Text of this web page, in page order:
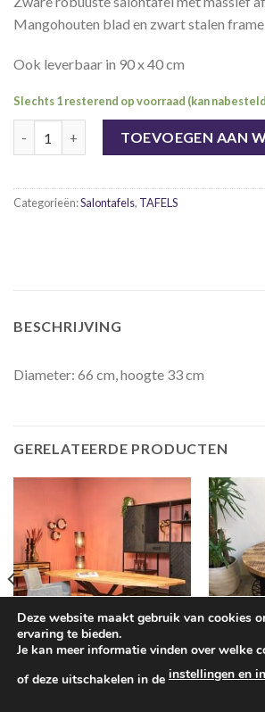
Mangohouten blad en zwart stalen frame.
Ook leverbaar in 90 x 40 cm
Slechts 1 resterend op voorraad (kan
TOEVOEGEN AAN
Categorieën:Salontafels, TAFELS
BESCHRIJVING
Diameter: 66 cm, hoogte 33 cm
GERELATEERDE PRODUCTEN
Eettafel Elegance Deens ovaal,
Ronde
Deze website maakt gebruik van cookies
ervaring te bieden.
Je kan meer informatie vinden over welke
of deze uitschakelen in de instellingen en